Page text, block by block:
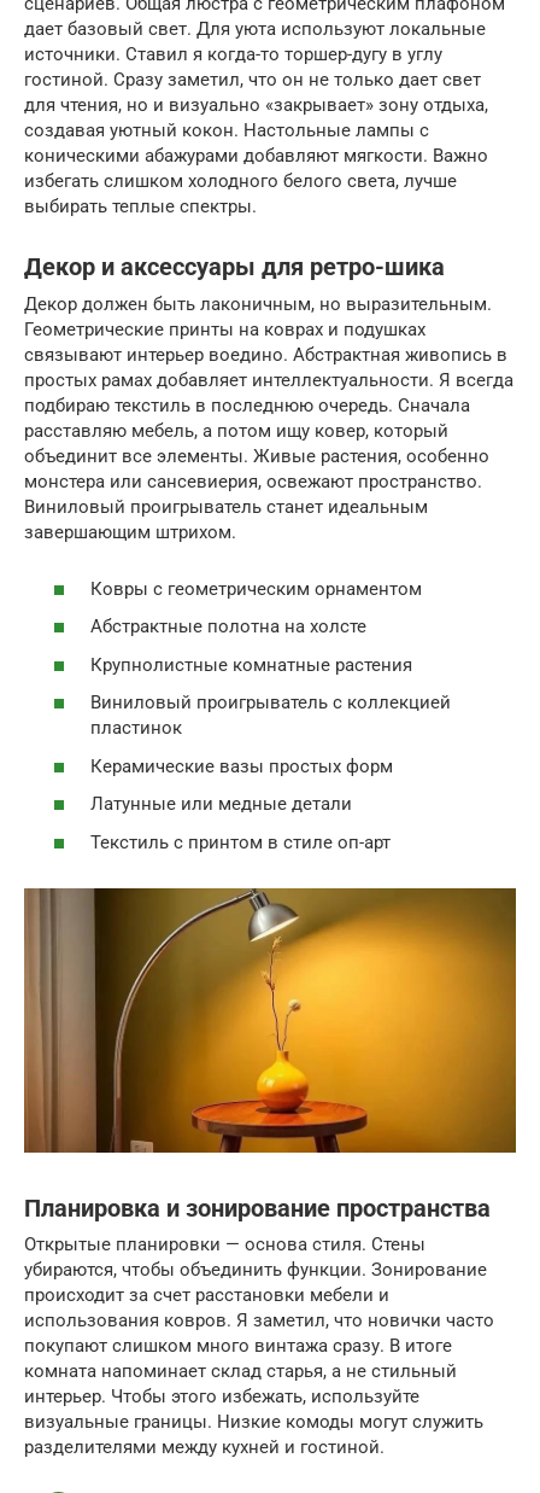
дает базовый свет. Для уюта используют локальные
источники. Ставил я когда-то торшер-дугу в углу
гостиной. Сразу заметил, что он не только дает свет
для чтения, но и визуально «закрывает» зону отдыха,
создавая уютный кокон. Настольные лампы с
коническими абажурами добавляют мягкости. Важно
избегать слишком холодного белого света, лучше
выбирать теплые спектры.
Декор и аксессуары для ретро-шика
Декор должен быть лаконичным, но выразительным.
Геометрические принты на коврах и подушках
связывают интерьер воедино. Абстрактная живопись в
простых рамах добавляет интеллектуальности. Я всегда
подбираю текстиль в последнюю очередь. Сначала
расставляю мебель, а потом ищу ковер, который
объединит все элементы. Живые растения, особенно
монстера или сансевиерия, освежают пространство.
Виниловый проигрыватель станет идеальным
завершающим штрихом.
Ковры с геометрическим орнаментом
Абстрактные полотна на холсте
Крупнолистные комнатные растения
Виниловый проигрыватель с коллекцией
пластинок
Керамические вазы простых форм
Латунные или медные детали
Текстиль с принтом в стиле оп-арт
Планировка и зонирование пространства
Открытые планировки — основа стиля. Стены
убираются, чтобы объединить функции. Зонирование
происходит за счет расстановки мебели и
использования ковров. Я заметил, что новички часто
покупают слишком много винтажа сразу. В итоге
комната напоминает склад старья, а не стильный
интерьер. Чтобы этого избежать, используйте
визуальные границы. Низкие комоды могут служить
разделителями между кухней и гостиной.